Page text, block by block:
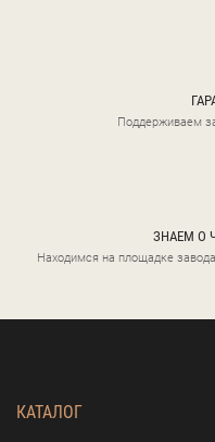
Поддерживаем
ЗНАЕМ О
Находимся на площадке
КАТАЛОГ